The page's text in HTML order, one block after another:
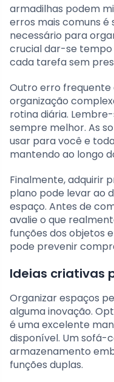
armadilhas podem
erros mais comuns
necessário para
crucial dar-se
cada tarefa sem
Outro erro frequente
organização
rotina diária.
sempre melhor. As
usar para você e
mantendo ao longo
Finalmente, adquirir
plano pode levar ao
espaço. Antes de
avalie o que
funções dos objetos
pode prevenir
Ideias criativas
Organizar espaços
alguma inovação.
é uma excelente
disponível. Um sofá-
armazenamento
funções duplas.